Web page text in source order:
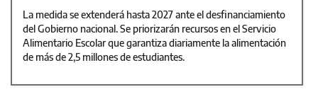
La medida se extenderá hasta 2027 ante el desfinanciamiento
del Gobierno nacional. Se priorizarán recursos en el Servicio
Alimentario Escolar que garantiza diariamente la alimentación
de más de 2,5 millones de estudiantes.